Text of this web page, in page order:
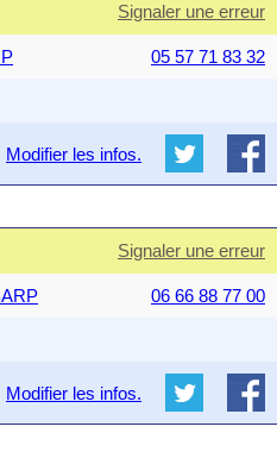
Signaler une erreur
05 57 71 83 32
Modifier les infos.
Signaler une erreur
06 66 88 77 00
Modifier les infos.